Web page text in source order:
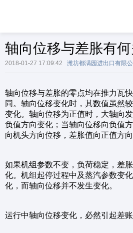
轴向位移与差胀有何
2018-01-27 17:09:42 潍坊都满园进出口有限公
轴向位移与差胀的零点均在推力瓦
同。轴向位移变化时，其数值虽然
变化。轴向位移为正值时，大轴向
负值方向变化；当轴向位移向负值
向机头方向位移，差胀值向正值方向
如果机组参数不变，负荷稳定，差
化。机组起停过程中及蒸汽参数变
化，而轴向位移并不发生变化。
运行中轴向位移变化，必然引起差账